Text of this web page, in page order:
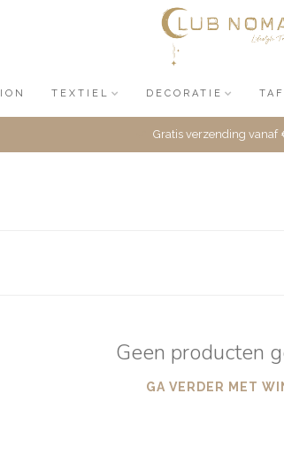
TEXTIEL DECORATIE
Gratis verzending vanaf
Geen producten
GA VERDER MET